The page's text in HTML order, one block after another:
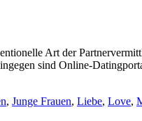
Art der
sind Online-
, Junge Frauen, Liebe, Love,